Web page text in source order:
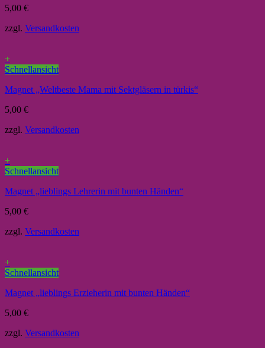
5,00 €
zzgl. Versandkosten
+
Schnellansicht
Magnet „Weltbeste Mama mit Sektgläsern in türkis“
5,00 €
zzgl. Versandkosten
+
Schnellansicht
Magnet „lieblings Lehrerin mit bunten Händen“
5,00 €
zzgl. Versandkosten
+
Schnellansicht
Magnet „lieblings Erzieherin mit bunten Händen“
5,00 €
zzgl. Versandkosten